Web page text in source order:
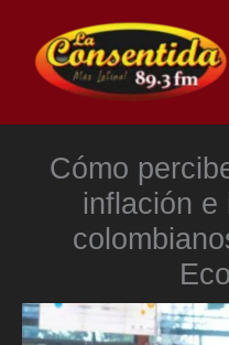
contenido
Cómo
inflación e